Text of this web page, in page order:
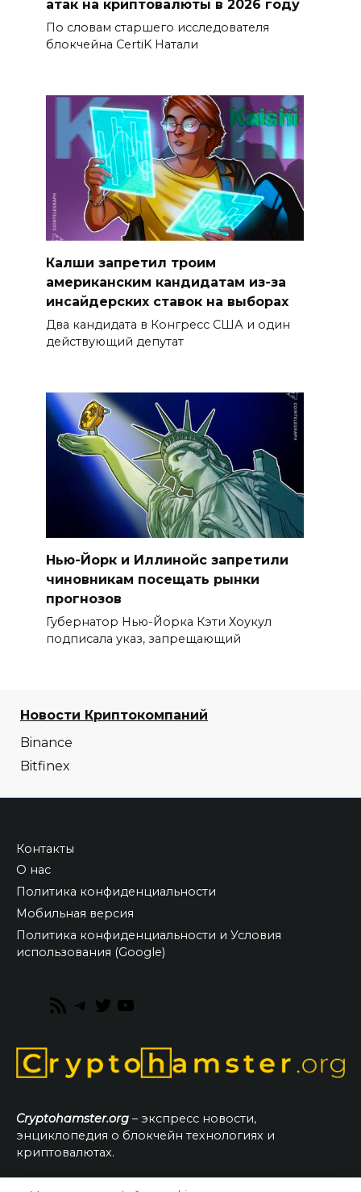
атак на криптовалюты в 2026 году
По словам старшего исследователя
блокчейна CertiK Натали
Калши запретил троим
американским кандидатам из-за
инсайдерских ставок на выборах
Два кандидата в Конгресс США и один
действующий депутат
Нью-Йорк и Иллинойс запретили
чиновникам посещать рынки
прогнозов
Губернатор Нью-Йорка Кэти Хоукул
подписала указ, запрещающий
Новости Криптокомпаний
Binance
Bitfinex
Контакты
О нас
Политика конфиденциальности
Мобильная версия
Политика конфиденциальности и Условия
использования (Google)
RSS
Telegram
Twitter
Cryptohamster.org – экспресс новости,
энциклопедия о блокчейн технологиях и
криптовалютах.